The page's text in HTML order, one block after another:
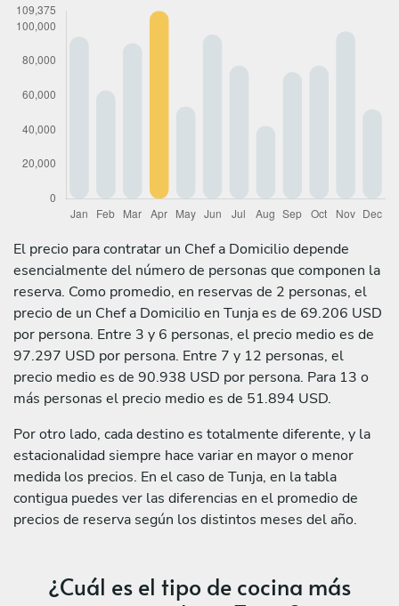
El precio para contratar un Chef a Domicilio depende
esencialmente del número de personas que componen la
reserva. Como promedio, en reservas de 2 personas, el
precio de un Chef a Domicilio en Tunja es de 69.206 USD
por persona. Entre 3 y 6 personas, el precio medio es de
97.297 USD por persona. Entre 7 y 12 personas, el
precio medio es de 90.938 USD por persona. Para 13 o
más personas el precio medio es de 51.894 USD.
Por otro lado, cada destino es totalmente diferente, y la
estacionalidad siempre hace variar en mayor o menor
medida los precios. En el caso de Tunja, en la tabla
contigua puedes ver las diferencias en el promedio de
precios de reserva según los distintos meses del año.
¿Cuál es el tipo de cocina más